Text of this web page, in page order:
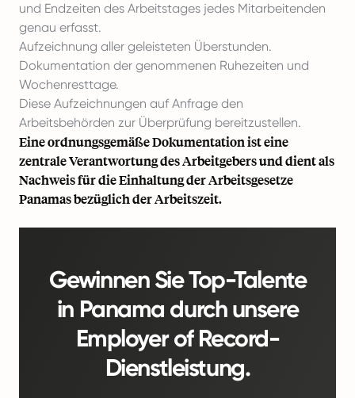
und Endzeiten des Arbeitstages jedes Mitarbeitenden
genau erfasst.
Aufzeichnung aller geleisteten Überstunden.
Dokumentation der genommenen Ruhezeiten und
Wochenresttage.
Diese Aufzeichnungen auf Anfrage den
Arbeitsbehörden zur Überprüfung bereitzustellen.
Eine ordnungsgemäße Dokumentation ist eine
zentrale Verantwortung des Arbeitgebers und dient als
Nachweis für die Einhaltung der Arbeitsgesetze
Panamas bezüglich der Arbeitszeit.
Gewinnen Sie Top-Talente
in Panama durch unsere
Employer of Record-
Dienstleistung.